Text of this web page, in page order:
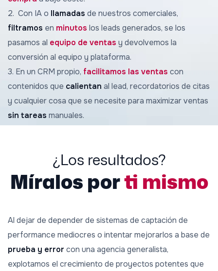
2. Con IA o llamadas de nuestros comerciales,
filtramos en minutos los leads generados, se los
pasamos al equipo de ventas y devolvemos la
conversión al equipo y plataforma.
3. En un CRM propio, facilitamos las ventas con
contenidos que calientan al lead, recordatorios de citas
y cualquier cosa que se necesite para maximizar ventas
sin tareas manuales.
¿Los resultados?
Míralos porti mismo
Al dejar de depender de sistemas de captación de
performance mediocres o intentar mejorarlos a base de
prueba y error con una agencia generalista,
explotamos el crecimiento de proyectos potentes que